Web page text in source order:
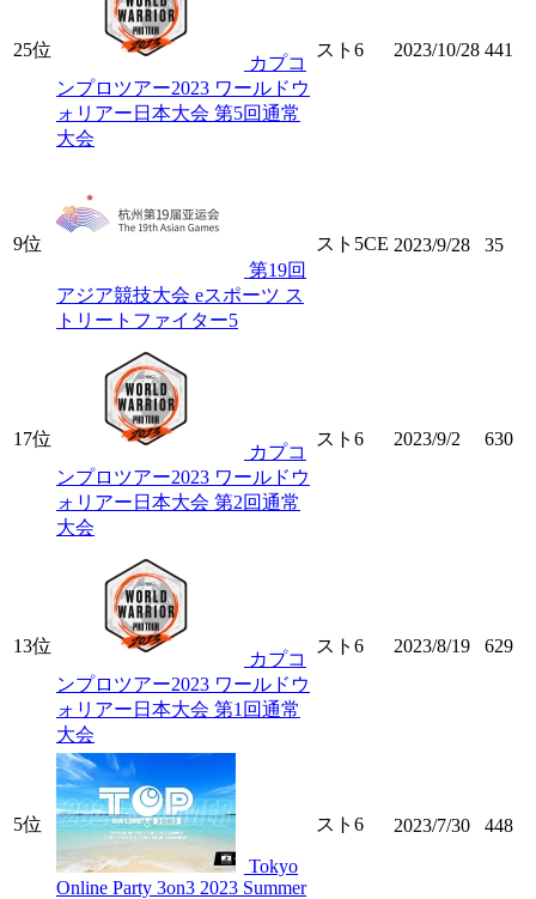
25位
カプコ
ンプロツアー2023 ワールドウ
ォリアー日本大会 第5回通常
大会
スト6 2023/10/28 441
9位
第19回
アジア競技大会 eスポーツ ス
トリートファイター5
スト5CE 2023/9/28 35
17位
カプコ
ンプロツアー2023 ワールドウ
ォリアー日本大会 第2回通常
大会
スト6 2023/9/2 630
13位
カプコ
ンプロツアー2023 ワールドウ
ォリアー日本大会 第1回通常
大会
スト6 2023/8/19 629
5位
Tokyo
Online Party 3on3 2023 Summer
スト6 2023/7/30 448